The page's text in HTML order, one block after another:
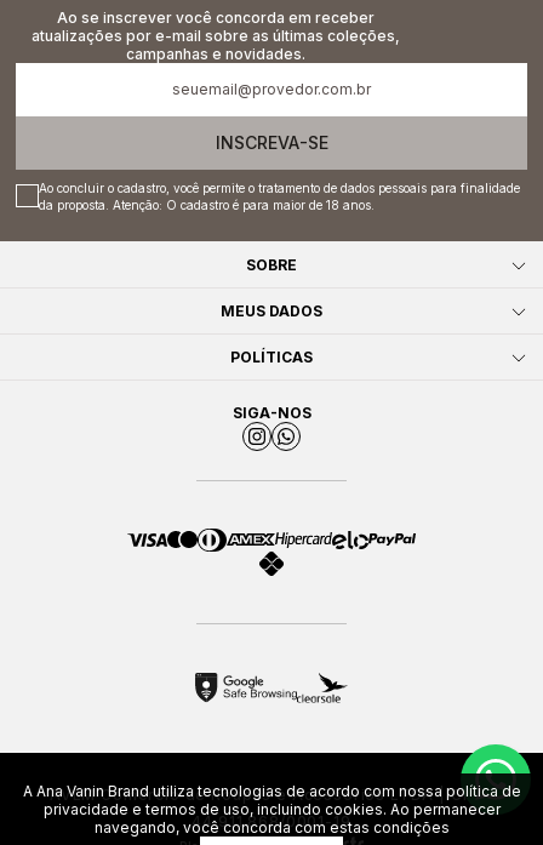
Ao se inscrever você concorda em receber
atualizações por e-mail sobre as últimas coleções,
campanhas e novidades.
INSCREVA-SE
Ao concluir o cadastro, você permite o tratamento de dados pessoais para finalidade
da proposta. Atenção: O cadastro é para maior de 18 anos.
SOBRE
MEUS DADOS
POLÍTICAS
SIGA-NOS
AVLM Comércio de Roupas e Acessórios LTDA | CNPJ
44.911.868/0001-19
A Ana Vanin Brand utiliza tecnologias de acordo com nossa política de
privacidade e termos de uso, incluindo cookies. Ao permanecer
navegando, você concorda com estas condições